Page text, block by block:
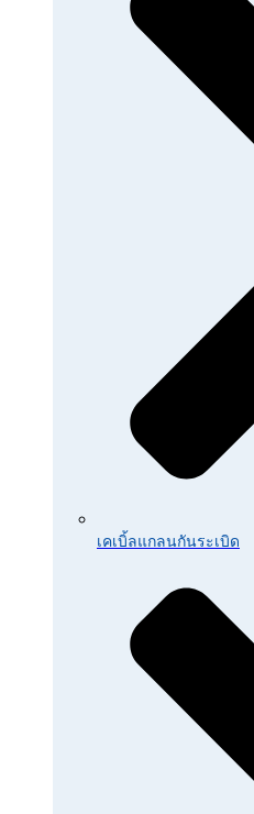
เคเบิ้ลแกลนกันระเบิด